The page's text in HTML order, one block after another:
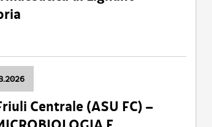
Centrale (ASU FC) –